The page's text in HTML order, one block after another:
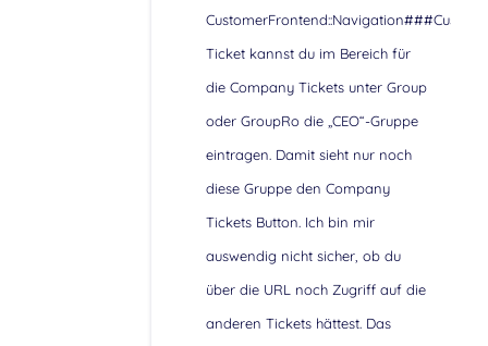
Ticket kannst du im Bereich für
die Company Tickets unter Group
oder GroupRo die „CEO“-Gruppe
eintragen. Damit sieht nur noch
diese Gruppe den Company
Tickets Button. Ich bin mir
auswendig nicht sicher, ob du
über die URL noch Zugriff auf die
anderen Tickets hättest. Das